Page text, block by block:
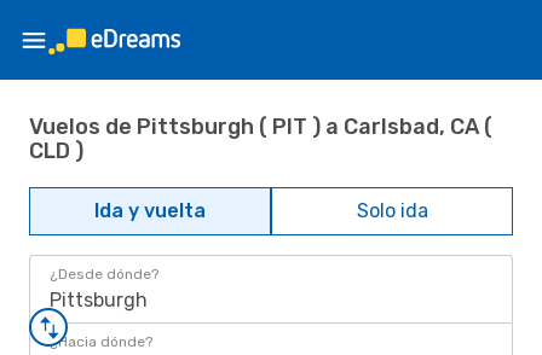
Vuelos de Pittsburgh ( PIT ) a Carlsbad, CA (
CLD )
Ida y vuelta Solo ida
¿Desde dónde?
Pittsburgh
¿Hacia dónde?